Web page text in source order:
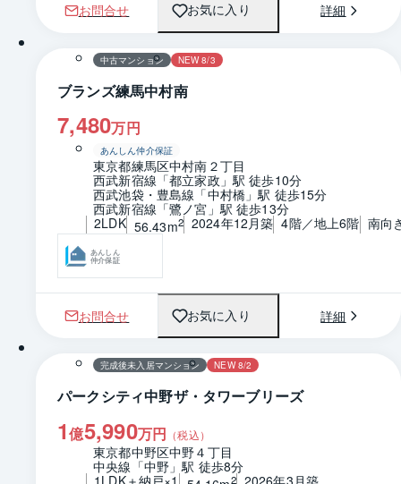
お問合せ お気に入り 詳細
1 / 0 間取り
中古マンション NEW 8/3
ブランズ練馬中村南
7,480万円
あんしん仲介保証
東京都練馬区中村南２丁目
西武新宿線「都立家政」駅 徒歩10分
西武池袋・豊島線「中村橋」駅 徒歩15分
西武新宿線「鷺ノ宮」駅 徒歩13分
2LDK 56.43m2 2024年12月築 4階／地上6階 南向
あんしん
仲介保証
お問合せ お気に入り 詳細
1 / 0 間取り
完成後未入居マンション NEW 8/2
パークシティ中野ザ・タワーブリーズ
1億5,990万円 （税込）
東京都中野区中野４丁目
中央線「中野」駅 徒歩8分
1LDK＋納戸×1
2 2026年3月築